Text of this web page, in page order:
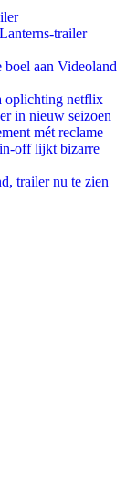
trailer
aan Videoland
oplichting netflix
in nieuw seizoen
mét reclame
off lijkt bizarre
trailer nu te zien